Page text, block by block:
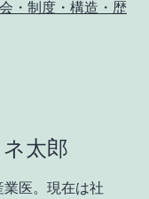
・制度・構造・歴
太郎
医。現在は社